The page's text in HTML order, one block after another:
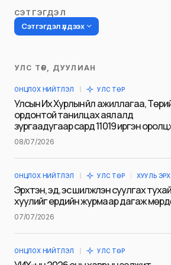
СЭТГЭГДЭЛ
Сэтгэгдэл үлдээх
Таны имэйл хаягийг нийтлэхгүй.
тэмдэглэсэн
Сэтгэгдэл*
Name
УЛС ТӨР, ДУУЛИАН
ОНЦЛОХ НИЙТЛЭЛ УЛС ТӨР
Улсын Их Хурлын үйл ажиллагаа,
ордонтой танилцах аялалд
зургаадугаар сард 11019 иргэн
08/07/2026
ОНЦЛОХ НИЙТЛЭЛ УЛС ТӨР ХУУЛЬ ЭРХ
Эрхтэн, эд, эс шилжүүлэн суулгах тухай
хуулийг ердийн журмаар дагаж
07/07/2026
ОНЦЛОХ НИЙТЛЭЛ УЛС ТӨР